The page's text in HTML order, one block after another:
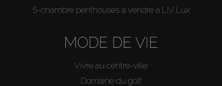
5-chambre penthouses à vendre à LIV Lux
MODE DE VIE
Vivre au centre-ville
Domaine du golf